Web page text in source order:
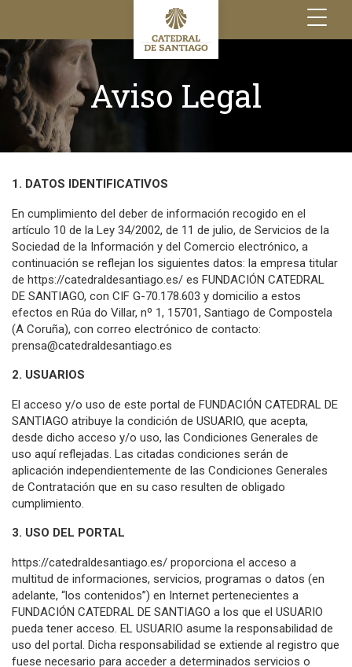
Toggle
navigation
Aviso Legal
1. DATOS IDENTIFICATIVOS
En cumplimiento del deber de información recogido en el
artículo 10 de la Ley 34/2002, de 11 de julio, de Servicios de la
Sociedad de la Información y del Comercio electrónico, a
continuación se reflejan los siguientes datos: la empresa titular
de https://catedraldesantiago.es/ es FUNDACIÓN CATEDRAL
DE SANTIAGO, con CIF G-70.178.603 y domicilio a estos
efectos en Rúa do Villar, nº 1, 15701, Santiago de Compostela
(A Coruña), con correo electrónico de contacto:
prensa@catedraldesantiago.es
2. USUARIOS
El acceso y/o uso de este portal de FUNDACIÓN CATEDRAL DE
SANTIAGO atribuye la condición de USUARIO, que acepta,
desde dicho acceso y/o uso, las Condiciones Generales de
uso aquí reflejadas. Las citadas condiciones serán de
aplicación independientemente de las Condiciones Generales
de Contratación que en su caso resulten de obligado
cumplimiento.
3. USO DEL PORTAL
https://catedraldesantiago.es/ proporciona el acceso a
multitud de informaciones, servicios, programas o datos (en
adelante, “los contenidos”) en Internet pertenecientes a
FUNDACIÓN CATEDRAL DE SANTIAGO a los que el USUARIO
pueda tener acceso. EL USUARIO asume la responsabilidad de
uso del portal. Dicha responsabilidad se extiende al registro que
fuese necesario para acceder a determinados servicios o